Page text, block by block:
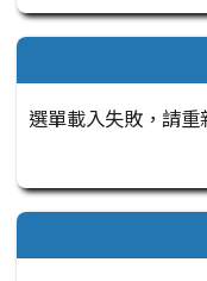
選單載入失敗，請重